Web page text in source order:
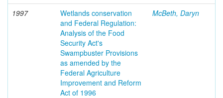
1997
Wetlands conservation
and Federal Regulation:
Analysis of the Food
Security Act's
Swampbuster Provisions
as amended by the
Federal Agriculture
Improvement and Reform
Act of 1996
McBeth, Daryn